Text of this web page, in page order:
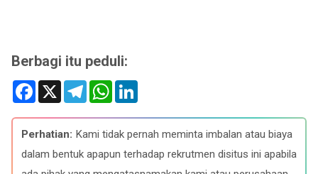
Berbagi itu peduli:
F
e
b
o
o
X
T
e
e
g
r
a
W
t
s
A
p
k
e
d
I
Perhatian: Kami tidak pernah meminta imbalan atau biaya
dalam bentuk apapun terhadap rekrutmen disitus ini apabila